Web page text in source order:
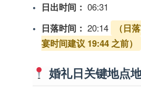
日出时间： 06:31
日落时间： 20:14
（日
宴时间建议 19:44 之前）
婚礼日关键地点